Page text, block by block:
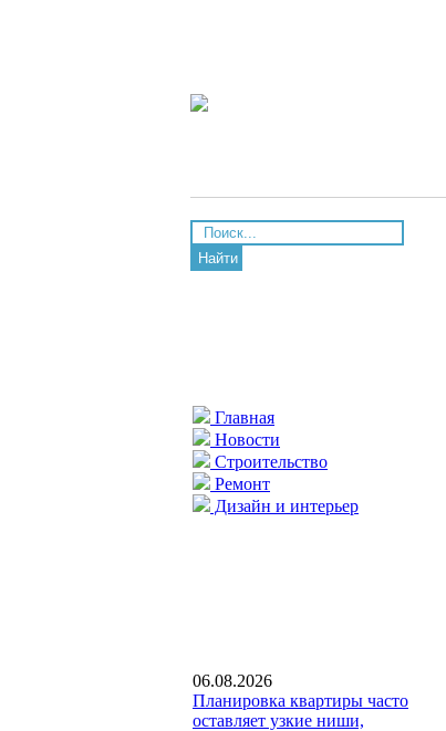
Найти
Главная
Новости
Строительство
Ремонт
Дизайн и интерьер
06.08.2026
Планировка квартиры часто
оставляет узкие ниши,